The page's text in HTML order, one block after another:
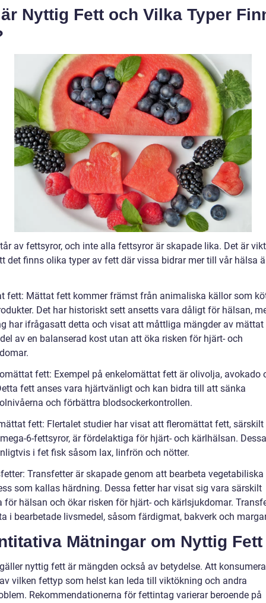
Nyttig Fett och Vilka Typer
av fettsyror, och inte alla fettsyror är skapade lika. Det är
det finns olika typer av fett där vissa bidrar mer till vår hälsa
fett: Mättat fett kommer främst från animaliska källor som
Det har historiskt sett ansetts vara dåligt för hälsan,
har ifrågasatt detta och visat att måttliga mängder av
av en balanserad kost utan att öka risken för hjärt- och
fett: Exempel på enkelomättat fett är olivolja, avokado
fett anses vara hjärtvänligt och kan bidra till att sänka
och förbättra blodsockerkontrollen.
fett: Flertalet studier har visat att fleromättat fett, särskilt
6-fettsyror, är fördelaktiga för hjärt- och kärlhälsan.
i fet fisk såsom lax, linfrön och nötter.
Transfetter är skapade genom att bearbeta
som kallas härdning. Dessa fetter har visat sig vara särskilt
för hälsan och ökar risken för hjärt- och kärlsjukdomar.
i bearbetade livsmedel, såsom färdigmat, bakverk och
Mätningar om Nyttig Fett
nyttig fett är mängden också av betydelse. Att
vilken fettyp som helst kan leda till viktökning och andra
Rekommendationerna för fettintag varierar beroende på